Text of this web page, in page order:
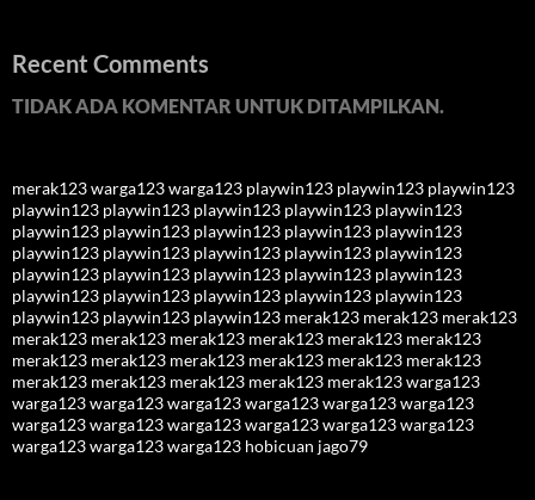
Recent Comments
TIDAK ADA KOMENTAR UNTUK DITAMPILKAN.
merak123warga123warga123 playwin123 playwin123 playwin123
playwin123 playwin123 playwin123 playwin123 playwin123
playwin123 playwin123 playwin123 playwin123 playwin123
playwin123 playwin123 playwin123 playwin123 playwin123
playwin123 playwin123 playwin123 playwin123 playwin123
playwin123 playwin123 playwin123 playwin123 playwin123
playwin123 playwin123 playwin123 merak123 merak123 merak123
merak123 merak123 merak123 merak123 merak123 merak123
merak123 merak123 merak123 merak123 merak123 merak123
merak123 merak123 merak123 merak123 merak123warga123
warga123warga123warga123warga123warga123warga123
warga123warga123warga123warga123warga123warga123
warga123warga123warga123 hobicuan jago79